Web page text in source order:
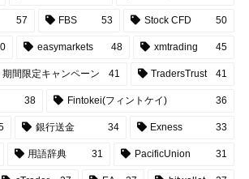
57 FBS 53 Stock CFD 50
easymarkets 48 xmtrading 45
期間限定キャンペーン 41 TradersTrust 41
38 Fintokei(フィントケイ) 36
銀行送金 34 Exness 33
用語辞典 31 PacificUnion 31